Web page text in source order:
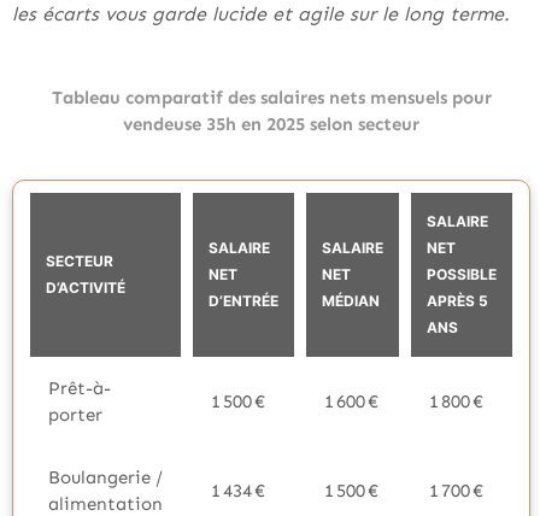
les écarts vous garde lucide et agile sur le long terme.
Tableau comparatif des salaires nets mensuels pour
vendeuse 35h en 2025 selon secteur
SECTEUR
D’ACTIVITÉ
SALAIRE
NET
D’ENTRÉE
SALAIRE
NET
MÉDIAN
SALAIRE
NET
POSSIBLE
APRÈS 5
ANS
Prêt-à-
porter
1 500 € 1 600 € 1 800 €
Boulangerie /
alimentation
1 434 € 1 500 € 1 700 €